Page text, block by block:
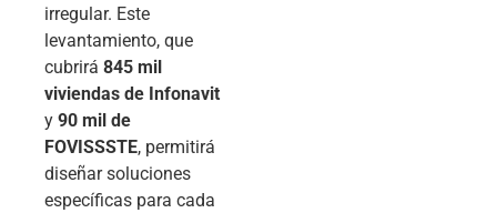
irregular. Este
levantamiento, que
cubrirá 845 mil
viviendas de Infonavit
y 90 mil de
FOVISSSTE, permitirá
diseñar soluciones
específicas para cada